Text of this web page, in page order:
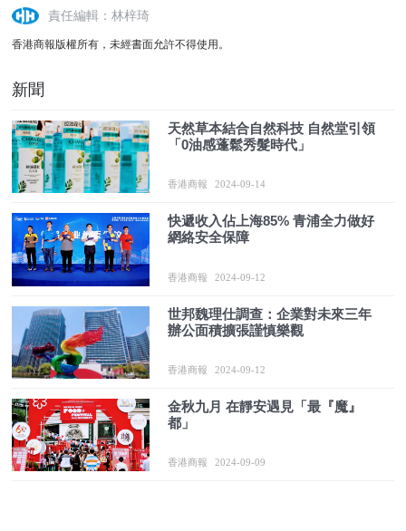
責任編輯：林梓琦
香港商報版權所有，未經書面允許不得使用。
新聞
天然草本結合自然科技 自然堂引領
「0油感蓬鬆秀髮時代」
香港商報 2024-09-14
快遞收入佔上海85% 青浦全力做好
網絡安全保障
香港商報 2024-09-12
世邦魏理仕調查：企業對未來三年
辦公面積擴張謹慎樂觀
香港商報 2024-09-12
金秋九月 在靜安遇見「最『魔』
都」
香港商報 2024-09-09